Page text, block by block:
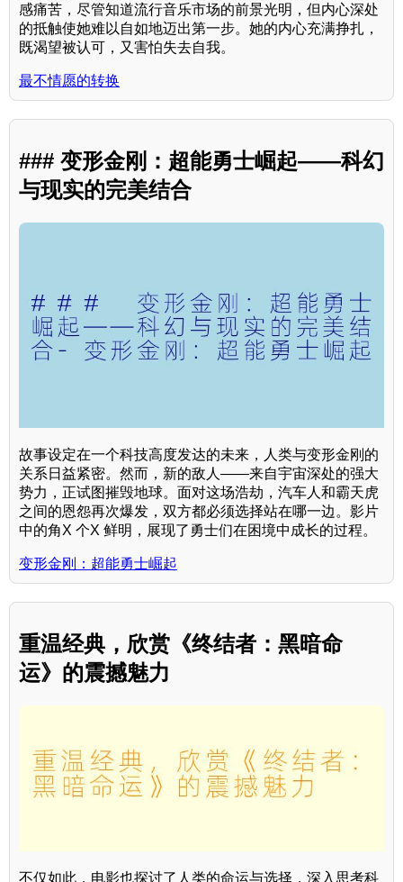
感痛苦，尽管知道流行音乐市场的前景光明，但内心深处
的抵触使她难以自如地迈出第一步。她的内心充满挣扎，
既渴望被认可，又害怕失去自我。
最不情愿的转换
### 变形金刚：超能勇士崛起——科幻
与现实的完美结合
故事设定在一个科技高度发达的未来，人类与变形金刚的
关系日益紧密。然而，新的敌人——来自宇宙深处的强大
势力，正试图摧毁地球。面对这场浩劫，汽车人和霸天虎
之间的恩怨再次爆发，双方都必须选择站在哪一边。影片
中的角X 个X 鲜明，展现了勇士们在困境中成长的过程。
变形金刚：超能勇士崛起
重温经典，欣赏《终结者：黑暗命
运》的震撼魅力
不仅如此，电影也探讨了人类的命运与选择，深入思考科